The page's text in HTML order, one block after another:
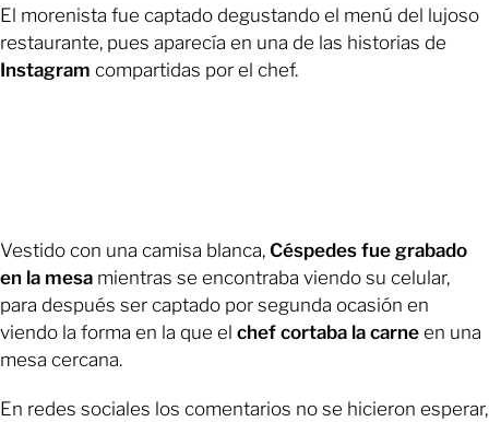
El morenista fue captado degustando el menú del lujoso
restaurante, pues aparecía en una de las historias de
Instagram compartidas por el chef.
Vestido con una camisa blanca, Céspedes fue grabado
en la mesa mientras se encontraba viendo su celular,
para después ser captado por segunda ocasión en
viendo la forma en la que el chef cortaba la carne en una
mesa cercana.
En redes sociales los comentarios no se hicieron esperar,